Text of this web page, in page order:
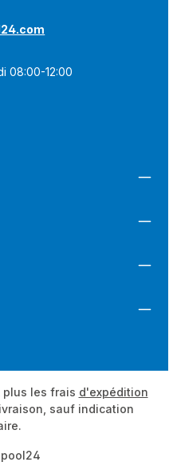
08:00-12:00
plus les frais d'expédition
sauf indication